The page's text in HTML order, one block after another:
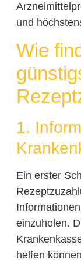
und
Wie
1.
Ein erster
einzuholen.
helfen